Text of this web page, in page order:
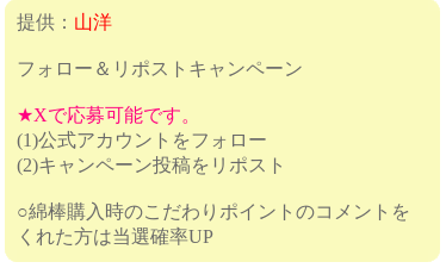
提供： 山洋
フォロー＆リポストキャンペーン
★Xで応募可能です。
(1)公式アカウントをフォロー
(2)キャンペーン投稿をリポスト
○綿棒購入時のこだわりポイントのコメントを
くれた方は当選確率UP